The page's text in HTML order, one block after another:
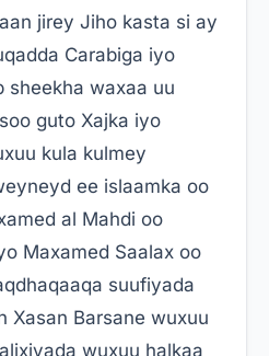
jirey Jiho kasta si ay
Carabiga iyo
sheekha waxaa uu
guto Xajka iyo
kula kulmey
ee islaamka oo
al Mahdi oo
Maxamed Saalax oo
suufiyada
Xasan Barsane wuxuu
wuxuu halkaa